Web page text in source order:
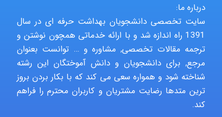
malekf
abolfazlkoshehe
درباره ما:
سایت تخصصی دانشجویان بهداشت حرفه ای در سال
1391 راه اندازه شد و با ارائه خدماتی همچون نوشتن و
ترجمه مقالات تخصصی, مشاوره و … توانست بعنوان
مرجع, برای دانشجویان و دانش آموختگان این رشته
شناخته شود و همواره سعی می کند که با بکار بردن بروز
ترین متدها رضایت مشتریان و کاربران محترم را فراهم
کند.